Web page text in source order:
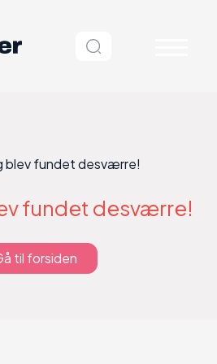
fundet desværre!
til forsiden